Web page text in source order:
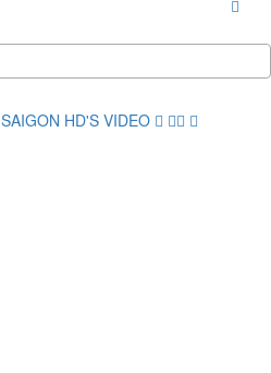
SAIGON HD'S VIDEO